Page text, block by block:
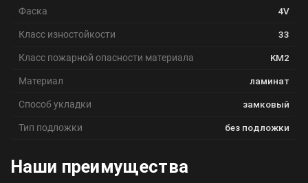
Фаска 4V
Класс изностойкости 33
Класс пожарной опасности материала KM2
Материал ламинат
Способ укладки замковый
Тип подложки без подложки
Наши преимущества